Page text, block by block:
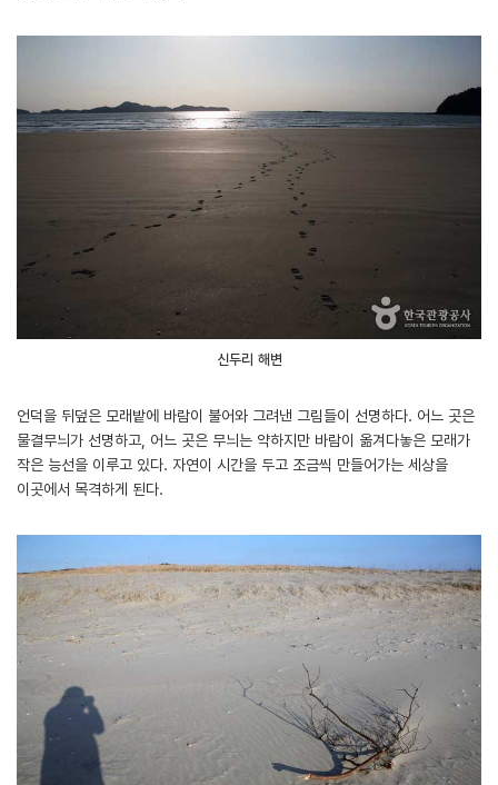
신두리 해변
언덕을 뒤덮은 모래밭에 바람이 불어와 그려낸 그림들이 선명하다. 어느 곳은
물결무늬가 선명하고, 어느 곳은 무늬는 약하지만 바람이 옮겨다놓은 모래가
작은 능선을 이루고 있다. 자연이 시간을 두고 조금씩 만들어가는 세상을
이곳에서 목격하게 된다.